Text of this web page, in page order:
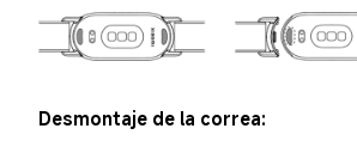
Desmontaje de la correa: